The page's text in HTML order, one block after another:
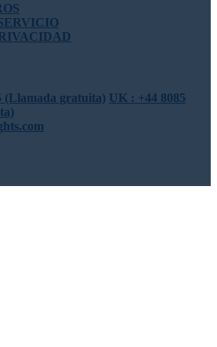
(Llamada gratuita) UK : +44 8085